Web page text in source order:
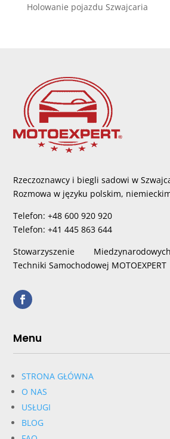
Holowanie pojazdu Szwajcaria
Rzeczoznawcy i biegli sadowi w
Rozmowa w języku polskim,
Telefon: +48 600 920 920
Telefon: +41 445 863 644
Stowarzyszenie
Techniki Samochodowej MOTOEXPERT
Menu
STRONA GŁÓWNA
O NAS
USŁUGI
BLOG